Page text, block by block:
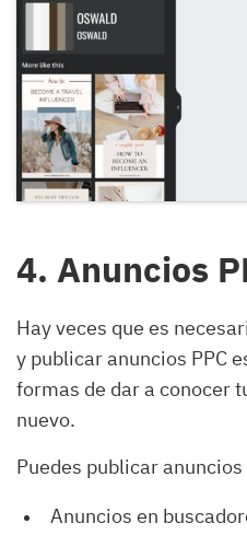
4. Anuncios
Hay veces que es
y publicar anuncios PPC
formas de dar a conocer
nuevo.
Puedes publicar
Anuncios en